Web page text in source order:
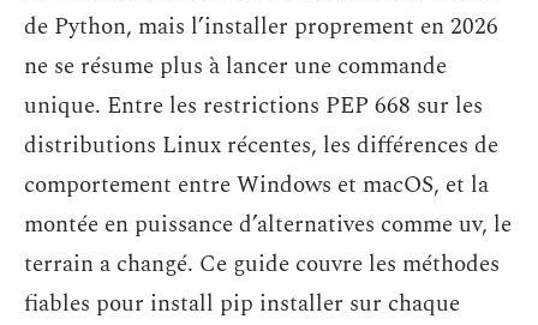
de Python, mais l’installer proprement en 2026
ne se résume plus à lancer une commande
unique. Entre les restrictions PEP 668 sur les
distributions Linux récentes, les différences de
comportement entre Windows et macOS, et la
montée en puissance d’alternatives comme uv, le
terrain a changé. Ce guide couvre les méthodes
fiables pour install pip installer sur chaque